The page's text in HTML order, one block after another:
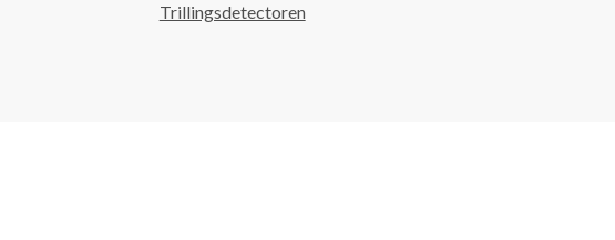
Trillingsdetectoren